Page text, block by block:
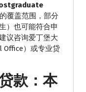
的覆盖范围，部分
）也可能符合申
议咨询爱丁堡大
）或专业贷
款：本